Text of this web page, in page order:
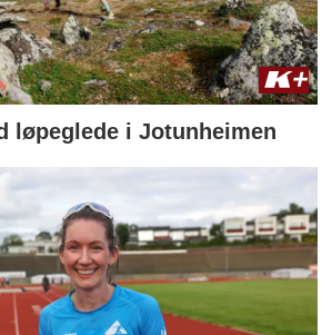
løpeglede i Jotunheimen